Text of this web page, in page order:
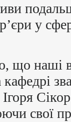
у
що наші
свої